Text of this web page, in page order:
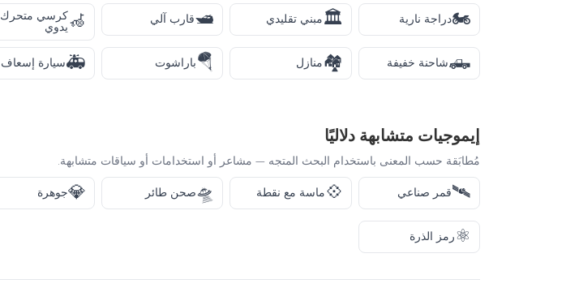
🏍️دراجة نارية 🏛️مبني تقليدي 🛥️قارب آلي 🦽كرسي متحرك
يدوي
🛻شاحنة خفيفة 🏘️منازل 🪂باراشوت 🚑سيارة إسعاف
إيموجيات متشابهة دلاليًا
مُطابَقة حسب المعنى باستخدام البحث المتجه — مشاعر أو استخدامات أو سياقات متشابهة.
🛰️قمر صناعي 💠ماسة مع نقطة 🛸صحن طائر 💎جوهرة
⚛️رمز الذرة